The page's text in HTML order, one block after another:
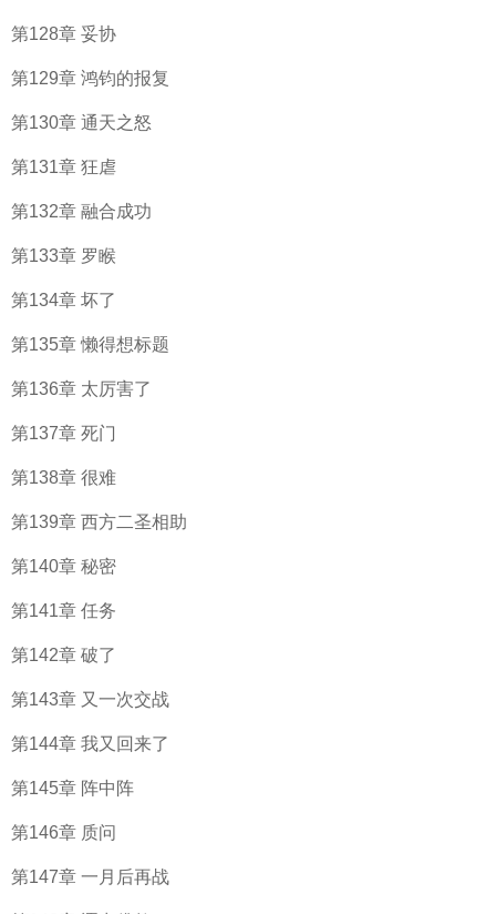
第128章 妥协
第129章 鸿钧的报复
第130章 通天之怒
第131章 狂虐
第132章 融合成功
第133章 罗睺
第134章 坏了
第135章 懒得想标题
第136章 太厉害了
第137章 死门
第138章 很难
第139章 西方二圣相助
第140章 秘密
第141章 任务
第142章 破了
第143章 又一次交战
第144章 我又回来了
第145章 阵中阵
第146章 质问
第147章 一月后再战